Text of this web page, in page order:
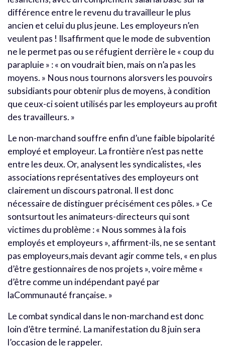
différence entre le revenu du travailleur le plus
ancien et celui du plus jeune. Les employeurs n’en
veulent pas ! Ilsaffirment que le mode de subvention
ne le permet pas ou se réfugient derrière le « coup du
parapluie » : « on voudrait bien, mais on n’a pas les
moyens. » Nous nous tournons alorsvers les pouvoirs
subsidiants pour obtenir plus de moyens, à condition
que ceux-ci soient utilisés par les employeurs au profit
des travailleurs. »
Le non-marchand souffre enfin d’une faible bipolarité
employé et employeur. La frontière n’est pas nette
entre les deux. Or, analysent les syndicalistes, «les
associations représentatives des employeurs ont
clairement un discours patronal. Il est donc
nécessaire de distinguer précisément ces pôles. » Ce
sontsurtout les animateurs-directeurs qui sont
victimes du problème : « Nous sommes à la fois
employés et employeurs », affirment-ils, ne se sentant
pas employeurs,mais devant agir comme tels, « en plus
d’être gestionnaires de nos projets », voire même «
d’être comme un indépendant payé par
laCommunauté française. »
Le combat syndical dans le non-marchand est donc
loin d’être terminé. La manifestation du 8 juin sera
l’occasion de le rappeler.